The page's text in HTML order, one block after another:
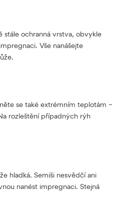
ochranná vrstva, obvykle
Vše nanášejte
se také extrémním teplotám –
rozleštění případných rýh
hladká. Semiši nesvědčí ani
nanést impregnaci. Stejná